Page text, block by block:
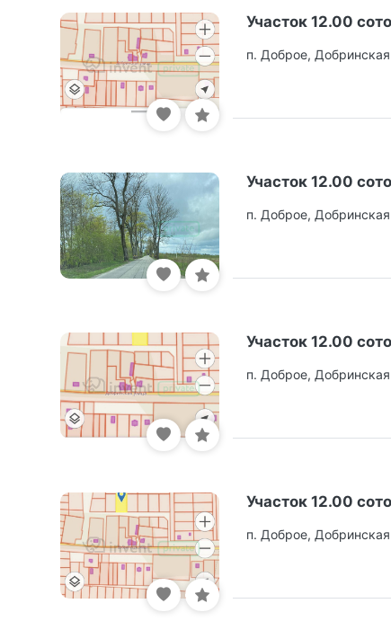
Участок 12.00
п. Доброе, Добринская
Участок 12.00
п. Доброе, Добринская
Участок 12.00
п. Доброе, Добринская
Участок 12.00
п. Доброе, Добринская